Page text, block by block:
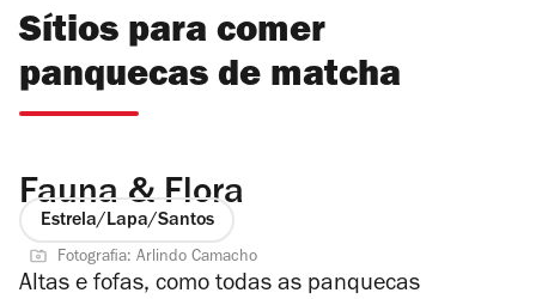
Sítios para comer
panquecas de matcha
Fauna & Flora
Estrela/Lapa/Santos
Fotografia: Arlindo Camacho
Altas e fofas, como todas as panquecas